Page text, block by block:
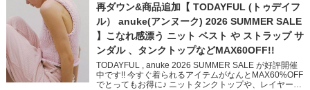
再ダウン&商品追加【 TODAYFUL (トゥデイフ
ル） anuke(アンヌーク) 2026 SUMMER SALE
】こなれ感漂う ニット ベスト や ストラップ サ
ンダル 、タンクトップなどMAX60OFF!!
TODAYFUL , anuke 2026 SUMMER SALE が好評開催
中です!! 今すぐ着られるアイテムがなんとMAX60%OFF
でとってもお得に♪ ニットタンクトップや、レイヤード